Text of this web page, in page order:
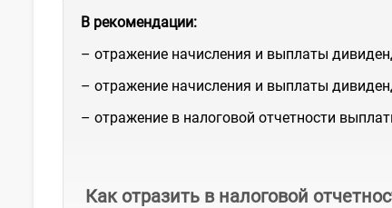
В рекомендации:
– отражение начисления и выплаты
– отражение начисления и выплаты
– отражение в налоговой отчетности
Как отразить в налоговой